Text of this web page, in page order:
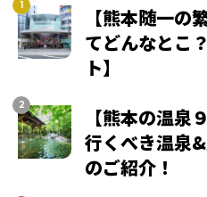
【熊本随一の
てどんなとこ
ト】
【熊本の温泉
行くべき温泉
のご紹介！